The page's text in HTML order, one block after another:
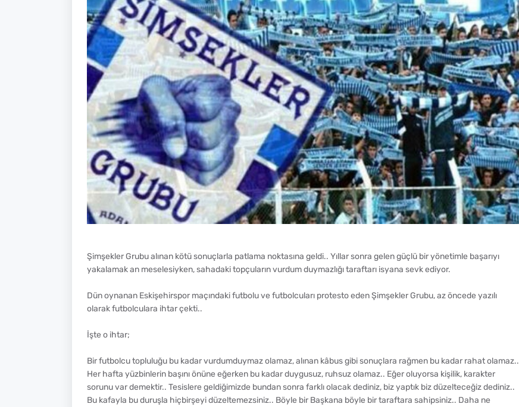
Şimşekler Grubu alınan kötü sonuçlarla patlama noktasına geldi.. Yıllar sonra gelen güçlü bir yönetimle başarıyı
yakalamak an meselesiyken, sahadaki topçuların vurdum duymazlığı taraftarı isyana sevk ediyor.
Dün oynanan Eskişehirspor maçındaki futbolu ve futbolcuları protesto eden Şimşekler Grubu, az öncede yazılı
olarak futbolculara ihtar çekti..
İşte o ihtar;
Bir futbolcu topluluğu bu kadar vurdumduymaz olamaz, alınan kâbus gibi sonuçlara rağmen bu kadar rahat olamaz..
Her hafta yüzbinlerin başını önüne eğerken bu kadar duygusuz, ruhsuz olamaz.. Eğer oluyorsa kişilik, karakter
sorunu var demektir.. Tesislere geldiğimizde bundan sonra farklı olacak dediniz, biz yaptık biz düzelteceğiz dediniz..
Bu kafayla bu duruşla hiçbirşeyi düzeltemezsiniz.. Böyle bir Başkana böyle bir taraftara sahipsiniz.. Daha ne